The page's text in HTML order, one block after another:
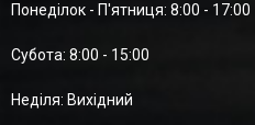
Понеділок - П'ятниця: 8:00 - 17:00
Суботa: 8:00 - 15:00
Неділя: Вихідний